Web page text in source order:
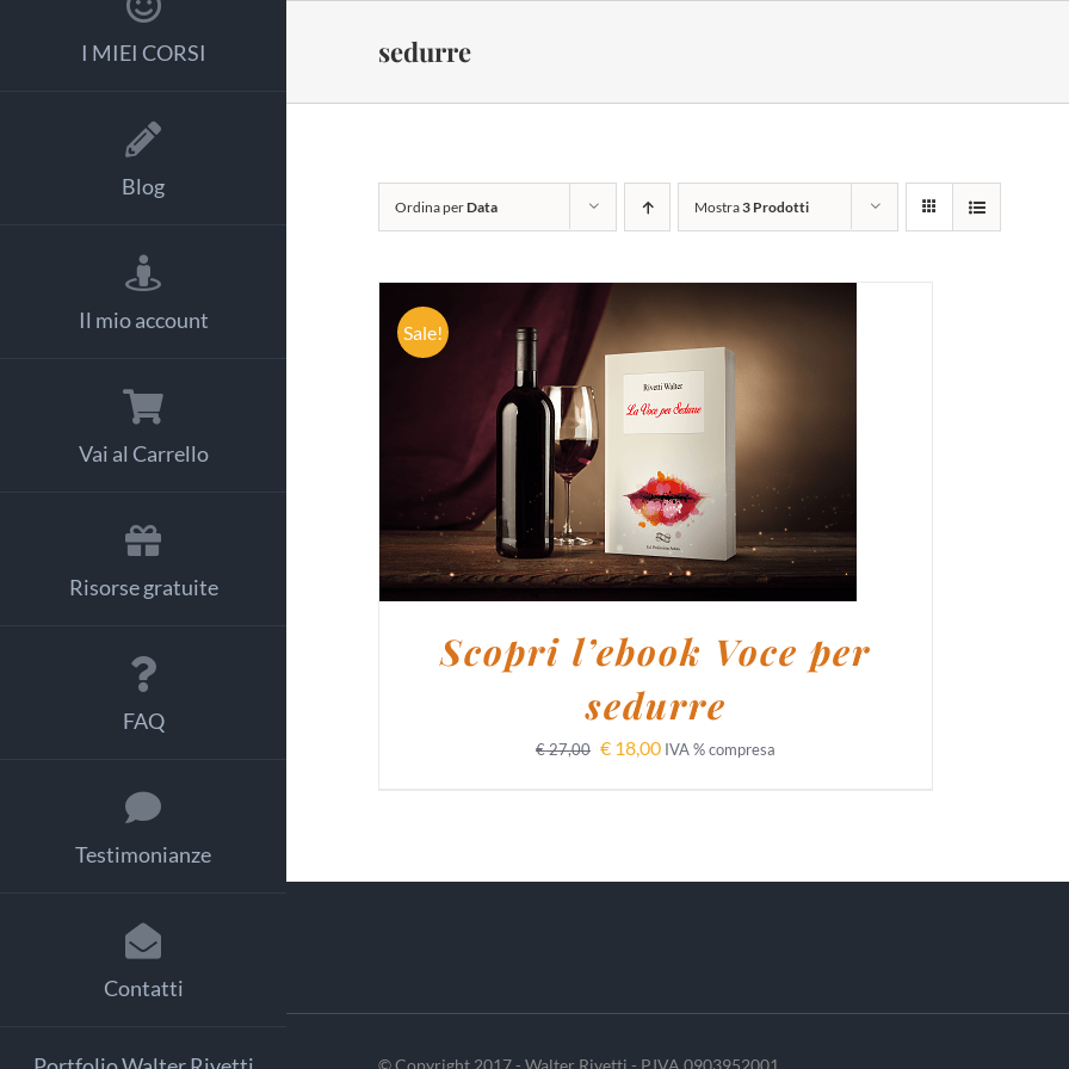
I MIEI CORSI
Blog
Il mio account
Vai al Carrello
Risorse gratuite
FAQ
Testimonianze
Contatti
sedurre
Ordina perData Mostra3 Prodotti
Sale!
AGGIUNGI AL CARRELLO DETTAGLI
Scopri l’ebook Voce per
sedurre
€27,00 € 18,00 IVA % compresa